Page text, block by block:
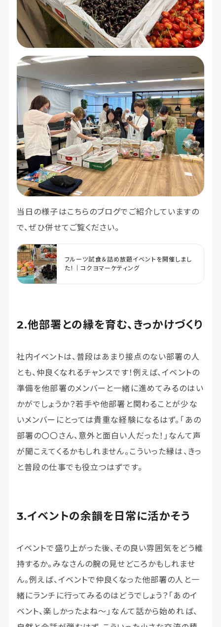
当日の様子はこちらのブログでご紹介していますの
で、ぜひ併せてご覧ください。
フルーツ試食＆詰め放題イベントを開催しまし
た！｜コクヨマーケティング
他部署との縁を育む、きっかけづくり
社内イベントは、普段はあまり接点のない部署の人
とも、仲良くなれるチャンスです！例えば、イベントの
準備を他部署のメンバーと一緒に進めてみるのはい
かがでしょうか？若手や他部署と関わることが少な
いメンバーにとっては貴重な経験になるはず。「あの
部署の〇〇さん、意外と面白い人だった！」なんて声
が聞こえてくるかもしれません。こういった縁は、きっ
と普段の仕事でも役立つはずです。
イベントの余韻を日常に活かそう
イベントで盛り上がった後、その良い雰囲気をどう維
持するか。みなさんの腕の見せどころかもしれませ
ん。例えば、イベントで仲良くなった他部署の人と一
緒にランチに行ってみるのはどうでしょう？「あのイ
ベント、楽しかったよね〜」なんて話から始めれば、